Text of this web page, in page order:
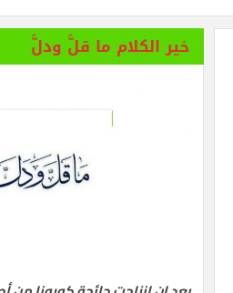
خير الكلام ما قلَّ ودلَّ